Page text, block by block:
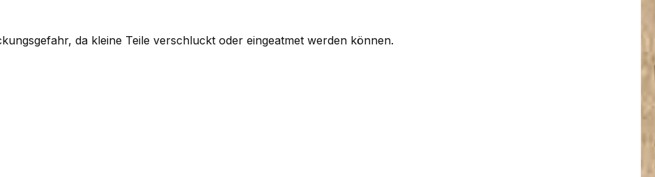
da kleine Teile verschluckt oder eingeatmet werden können.